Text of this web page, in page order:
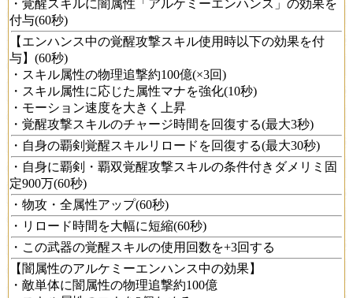
・覚醒スキルに闇属性「アルケミーエンハンス」の効果を
付与(60秒)
【エンハンス中の覚醒攻撃スキル使用時以下の効果を付
与】(60秒)
・スキル属性の物理追撃約100億(×3回)
・スキル属性に応じた属性マナを強化(10秒)
・モーション速度を大きく上昇
・覚醒攻撃スキルのチャージ時間を回復する(最大3秒)
・自身の覇剣覚醒スキルリロードを回復する(最大30秒)
・自身に覇剣・覇双覚醒攻撃スキルの条件付きダメリミ固
定900万(60秒)
・物攻・全属性アップ(60秒)
・リロード時間を大幅に短縮(60秒)
・この武器の覚醒スキルの使用回数を+3回する
【闇属性のアルケミーエンハンス中の効果】
・敵単体に闇属性の物理追撃約100億